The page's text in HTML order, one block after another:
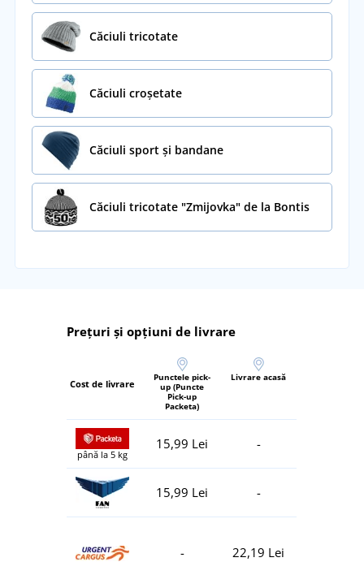
Căciuli tricotate
Căciuli croșetate
Căciuli sport și bandane
Căciuli tricotate "Zmijovka" de la Bontis
Prețuri și opțiuni de livrare
Cost de livrare
Punctele pick-
up (Puncte
Pick-up
Packeta)
Livrare acasă
până la 5 kg
15,99 Lei -
15,99 Lei -
- 22,19 Lei